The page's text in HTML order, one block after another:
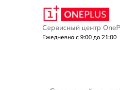
Сервисный центр
Ежедневно с 9:00 до 21:00